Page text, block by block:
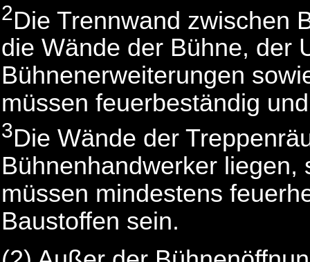
2Die Trennwand zwischen
die Wände der Bühne, der
Bühnenerweiterungen
müssen feuerbeständig
3Die Wände der
Bühnenhandwerker
müssen mindestens
Baustoffen sein.